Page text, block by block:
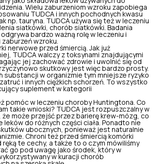
Wielu zaburzeniom wzroku zapobiega
TUDCA i innych pochodnych kwasu
np. tauryna. TUDCA używa się też w leczeniu
siatkówki, chorób siatkówki. Badania
bardzo ważną rolę w leczeniu i
wzroku.
nerwowe przed śmiercią. Jak już
TUDCA walczy z toksynami znajdującymi
jej zachować zdrowie i uwolnić się od
skutkowy jest więc bardzo prosty.
substancji w organizmie tym mniejsze ryzyko
i innych ciężkich schorzeń. To wszystko
suplement w kategorii
pomóc w leczeniu choroby Huntingtona. Co
takie wnioski? TUDCA jest rozpuszczalny w
​​może przejść przez barierę krew-mózg, co
leków do różnych części ciała. Ponadto nie
ubocznych, ponieważ jest naturalnie
Chroni też przed śmiercią komórki
te cechy, a także to o czym mówiliśmy
go pod uwagę jako środek, który w
w kuracji chorób